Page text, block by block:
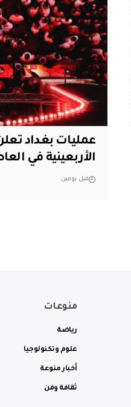
عمليات بغداد
الأربعينية في
قبل يومين
منوعات
رياضة
علوم وتكنولوجيا
أخبار منوعة
ثقافة وفن